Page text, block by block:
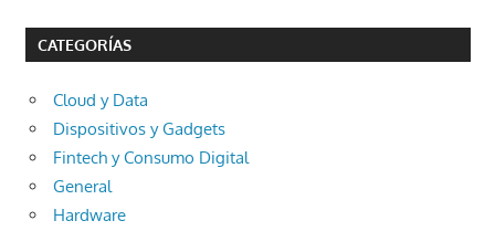
CATEGORÍAS
Cloud y Data
Dispositivos y Gadgets
Fintech y Consumo Digital
General
Hardware